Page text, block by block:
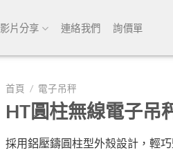
影片分享 連絡我們 詢價單
首頁 / 電子吊秤
HT圓柱無線電子吊
採用鋁壓鑄圓柱型外殼設計，輕